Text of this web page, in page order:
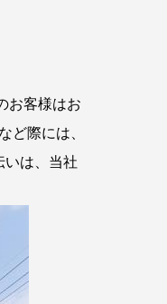
お客様はお
際には、
は、当社